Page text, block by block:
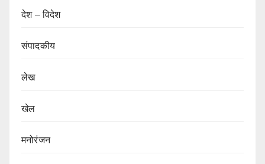
देश – विदेश
संपादकीय
लेख
खेल
मनोरंजन